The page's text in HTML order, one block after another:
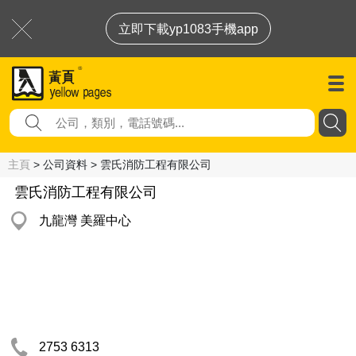
立即下載yp1083手機app
主頁 > 公司資料 > 雲氏消防工程有限公司
雲氏消防工程有限公司
九龍灣 美羅中心
2753 6313